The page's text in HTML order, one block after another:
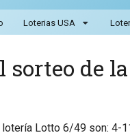
Loterias USA
sorteo de
lotería Lotto 6/49 son: 4-